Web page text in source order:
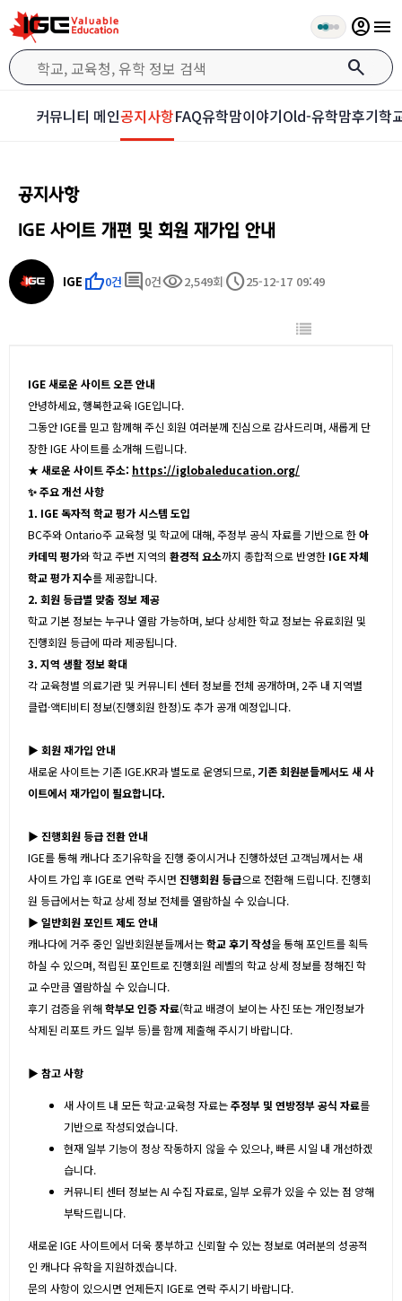
search
account_circlemenu
커뮤니티 메인공지사항FAQ유학맘이야기Old-유학맘후기학
공지사항
IGE 사이트 개편 및 회원 재가입 안내
IGE thumb_up0건 comment 0건visibility2,549회 schedule25-12-17 09:49
IGE 새로운 사이트 오픈 안내
안녕하세요, 행복한교육 IGE입니다.
그동안 IGE를 믿고 함께해 주신 회원 여러분께 진심으로 감사드리며, 새롭게 단
장한 IGE 사이트를 소개해 드립니다.
★ 새로운 사이트 주소: https://iglobaleducation.org/
✨ 주요 개선 사항
1. IGE 독자적 학교 평가 시스템 도입
BC주와 Ontario주 교육청 및 학교에 대해, 주정부 공식 자료를 기반으로 한아
카데믹 평가와 학교 주변 지역의 환경적 요소까지 종합적으로 반영한 IGE 자체
학교 평가 지수를 제공합니다.
2. 회원 등급별 맞춤 정보 제공
학교 기본 정보는 누구나 열람 가능하며, 보다 상세한 학교 정보는 유료회원 및
진행회원 등급에 따라 제공됩니다.
3. 지역 생활 정보 확대
각 교육청별 의료기관 및 커뮤니티 센터 정보를 전체 공개하며, 2주 내 지역별
클럽·액티비티 정보(진행회원 한정)도 추가 공개 예정입니다.
▶ 회원 재가입 안내
새로운 사이트는 기존 IGE.KR과 별도로 운영되므로, 기존 회원분들께서도 새 사
이트에서 재가입이 필요합니다.
▶ 진행회원 등급 전환 안내
IGE를 통해 캐나다 조기유학을 진행 중이시거나 진행하셨던 고객님께서는 새
사이트 가입 후 IGE로 연락 주시면 진행회원 등급으로 전환해 드립니다. 진행회
원 등급에서는 학교 상세 정보 전체를 열람하실 수 있습니다.
▶ 일반회원 포인트 제도 안내
캐나다에 거주 중인 일반회원분들께서는학교 후기 작성을 통해 포인트를 획득
하실 수 있으며, 적립된 포인트로 진행회원 레벨의 학교 상세 정보를 정해진 학
교 수만큼 열람하실 수 있습니다.
후기 검증을 위해학부모 인증 자료(학교 배경이 보이는 사진 또는 개인정보가
삭제된 리포트 카드 일부 등)를 함께 제출해 주시기 바랍니다.
▶ 참고 사항
새 사이트 내 모든 학교·교육청 자료는주정부 및 연방정부 공식 자료를
기반으로 작성되었습니다.
현재 일부 기능이 정상 작동하지 않을 수 있으나, 빠른 시일 내 개선하겠
습니다.
커뮤니티 센터 정보는 AI 수집 자료로, 일부 오류가 있을 수 있는 점 양해
부탁드립니다.
새로운 IGE 사이트에서 더욱 풍부하고 신뢰할 수 있는 정보로 여러분의 성공적
인 캐나다 유학을 지원하겠습니다.
문의 사항이 있으시면 언제든지 IGE로 연락 주시기 바랍니다.